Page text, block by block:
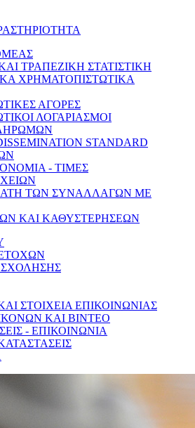
ΤΡΑΠΕΖΙΚΗ ΣΤΑΤΙΣΤΙΚΗ
ΧΡΗΜΑΤΟΠΙΣΤΩΤΙΚΑ
ΑΓΟΡΕΣ
ΛΟΓΑΡΙΑΣΜΟΙ
STANDARD
- ΤΙΜΕΣ
ΤΩΝ ΣΥΝΑΛΛΑΓΩΝ ΜΕ
ΚΑΙ ΚΑΘΥΣΤΕΡΗΣΕΩΝ
ΣΤΟΙΧΕΙΑ ΕΠΙΚΟΙΝΩΝΙΑΣ
ΚΑΙ ΒΙΝΤΕΟ
- ΕΠΙΚΟΙΝΩΝΙΑ